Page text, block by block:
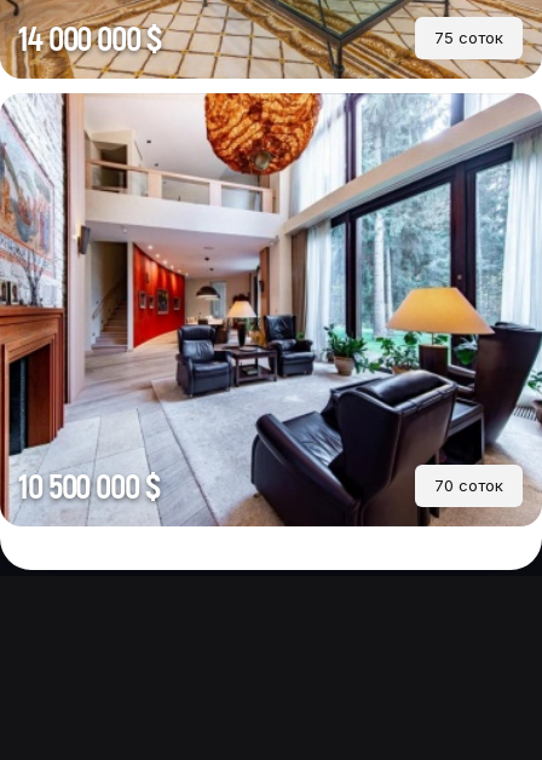
14 000 000 $ 75 соток
10 500 000 $ 70 соток